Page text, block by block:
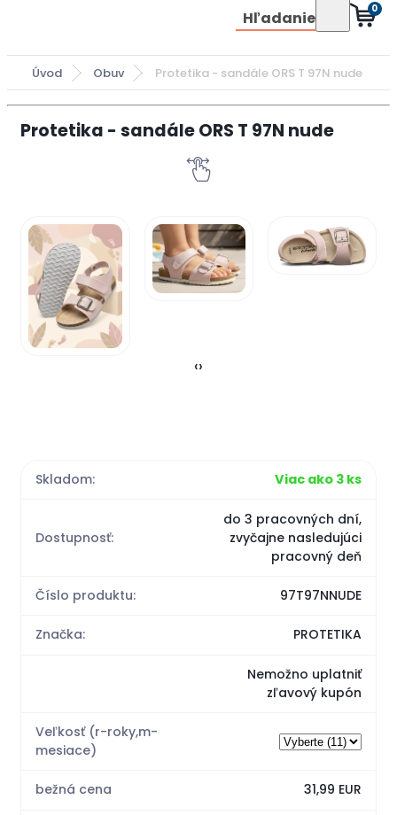
Hľadanie 0
Úvod Obuv Protetika - sandále ORS T 97N nude
Protetika - sandále ORS T 97N nude
‹›
Skladom: Viac ako 3 ks
Dostupnosť:
do 3 pracovných dní,
zvyčajne nasledujúci
pracovný deň
Číslo produktu: 97T97NNUDE
Značka: PROTETIKA
Nemožno uplatniť
zľavový kupón
Veľkosť (r-roky,m-
mesiace)
bežná cena 31,99 EUR